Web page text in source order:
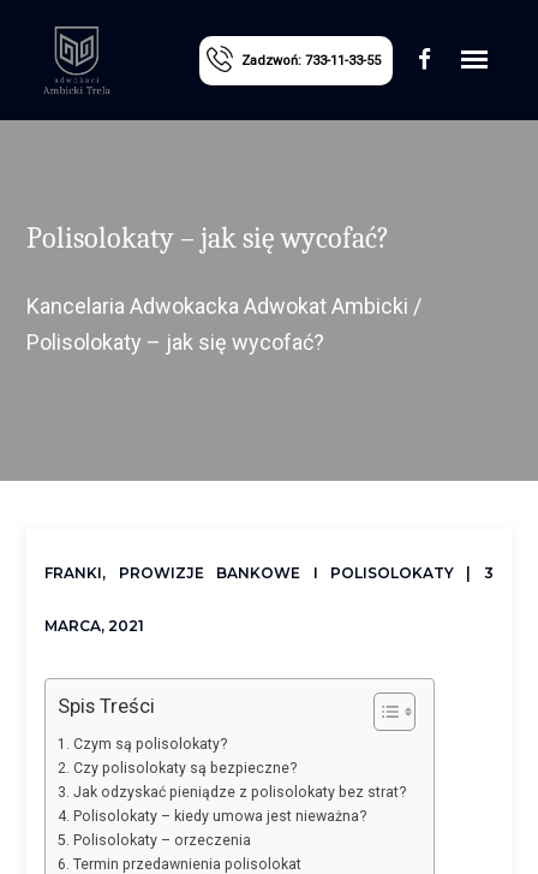
Zadzwoń: 733-11-33-55
Polisolokaty – jak się wycofać?
Kancelaria Adwokacka Adwokat Ambicki /
Polisolokaty – jak się wycofać?
FRANKI, PROWIZJE BANKOWE I POLISOLOKATY| 3
MARCA, 2021
Spis Treści
Czym są polisolokaty?
Czy polisolokaty są bezpieczne?
Jak odzyskać pieniądze z polisolokaty bez strat?
Polisolokaty – kiedy umowa jest nieważna?
Polisolokaty – orzeczenia
Termin przedawnienia polisolokat